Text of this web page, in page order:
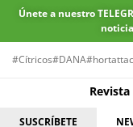
Únete a nuestro
#Cítricos#DANA
SUSCRÍBETE